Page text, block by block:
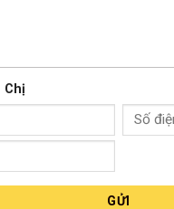
Chị
GỬI